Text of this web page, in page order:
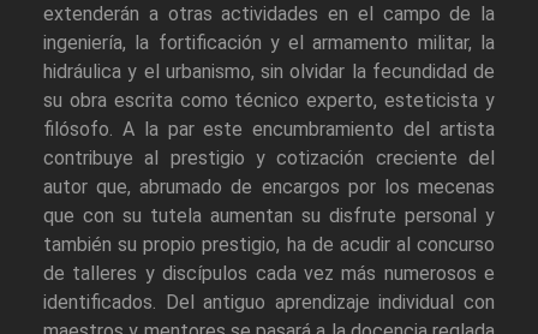
extenderán a otras actividades en el campo de la
ingeniería, la fortificación y el armamento militar, la
hidráulica y el urbanismo, sin olvidar la fecundidad de
su obra escrita como técnico experto, esteticista y
filósofo. A la par este encumbramiento del artista
contribuye al prestigio y cotización creciente del
autor que, abrumado de encargos por los mecenas
que con su tutela aumentan su disfrute personal y
también su propio prestigio, ha de acudir al concurso
de talleres y discípulos cada vez más numerosos e
identificados. Del antiguo aprendizaje individual con